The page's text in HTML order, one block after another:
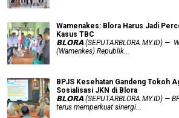
Wamenakes: Blora Harus Jadi
Kasus TBC
𝗕𝗟𝗢𝗥𝗔 (SEPUTARBLORA.MY.ID) —
(Wamenkes) Republik...
BPJS Kesehatan Gandeng Tokoh
Sosialisasi JKN di Blora
𝗕𝗟𝗢𝗥𝗔 (SEPUTARBLORA.MY.ID) —
terus memperkuat sinergi...